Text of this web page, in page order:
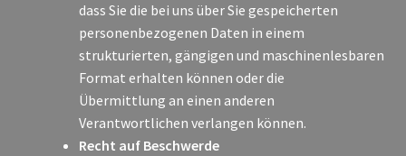
dass Sie die bei uns über Sie gespeicherten
personenbezogenen Daten in einem
strukturierten, gängigen und maschinenlesbaren
Format erhalten können oder die
Übermittlung an einen anderen
Verantwortlichen verlangen können.
Recht auf Beschwerde